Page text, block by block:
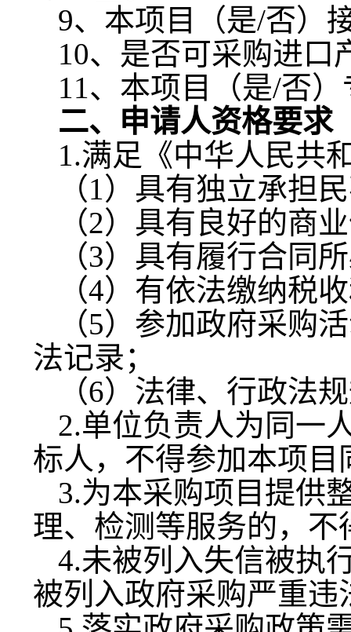
9、 本项目（是/否）
10、 是否可采购进口
11、 本项目（是/否）
二、 申请人资格要求
1.满足《中华人民共
（1）具有独立承担
（2）具有良好的商
（3）具有履行合同
（4）有依法缴纳税
（5）参加政府采购
法记录；
（6）法律、行政法
2.单位负责人为同一
标人，不得参加本项
3.为本采购项目提供
理、检测等服务的，
4.未被列入失信被执
被列入政府采购严重